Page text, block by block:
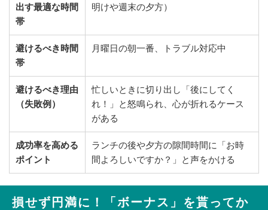
出す最適な時間
帯
明けや週末の夕方）
避けるべき時間
帯
月曜日の朝一番、トラブル対応中
避けるべき理由
（失敗例）
忙しいときに切り出し「後にしてく
れ！」と怒鳴られ、心が折れるケース
がある
成功率を高める
ポイント
ランチの後や夕方の隙間時間に「お時
間よろしいですか？」と声をかける
損せず円満に！「ボーナス」を貰ってか